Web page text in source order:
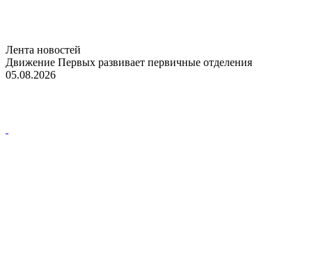
Лента новостей
Движение Первых развивает первичные отделения
05.08.2026